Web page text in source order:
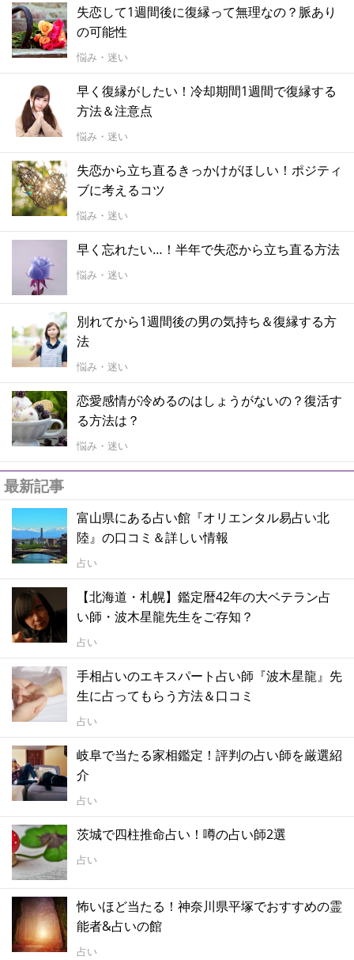
失恋して1週間後に復縁って無理なの？脈あり
の可能性
悩み・迷い
早く復縁がしたい！冷却期間1週間で復縁する
方法＆注意点
悩み・迷い
失恋から立ち直るきっかけがほしい！ポジティ
ブに考えるコツ
悩み・迷い
早く忘れたい…！半年で失恋から立ち直る方法
悩み・迷い
別れてから1週間後の男の気持ち＆復縁する方
法
悩み・迷い
恋愛感情が冷めるのはしょうがないの？復活す
る方法は？
悩み・迷い
最新記事
富山県にある占い館『オリエンタル易占い北
陸』の口コミ＆詳しい情報
占い
【北海道・札幌】鑑定暦42年の大ベテラン占
い師・波木星龍先生をご存知？
占い
手相占いのエキスパート占い師『波木星龍』先
生に占ってもらう方法＆口コミ
占い
岐阜で当たる家相鑑定！評判の占い師を厳選紹
介
占い
茨城で四柱推命占い！噂の占い師2選
占い
怖いほど当たる！神奈川県平塚でおすすめの霊
能者&占いの館
占い